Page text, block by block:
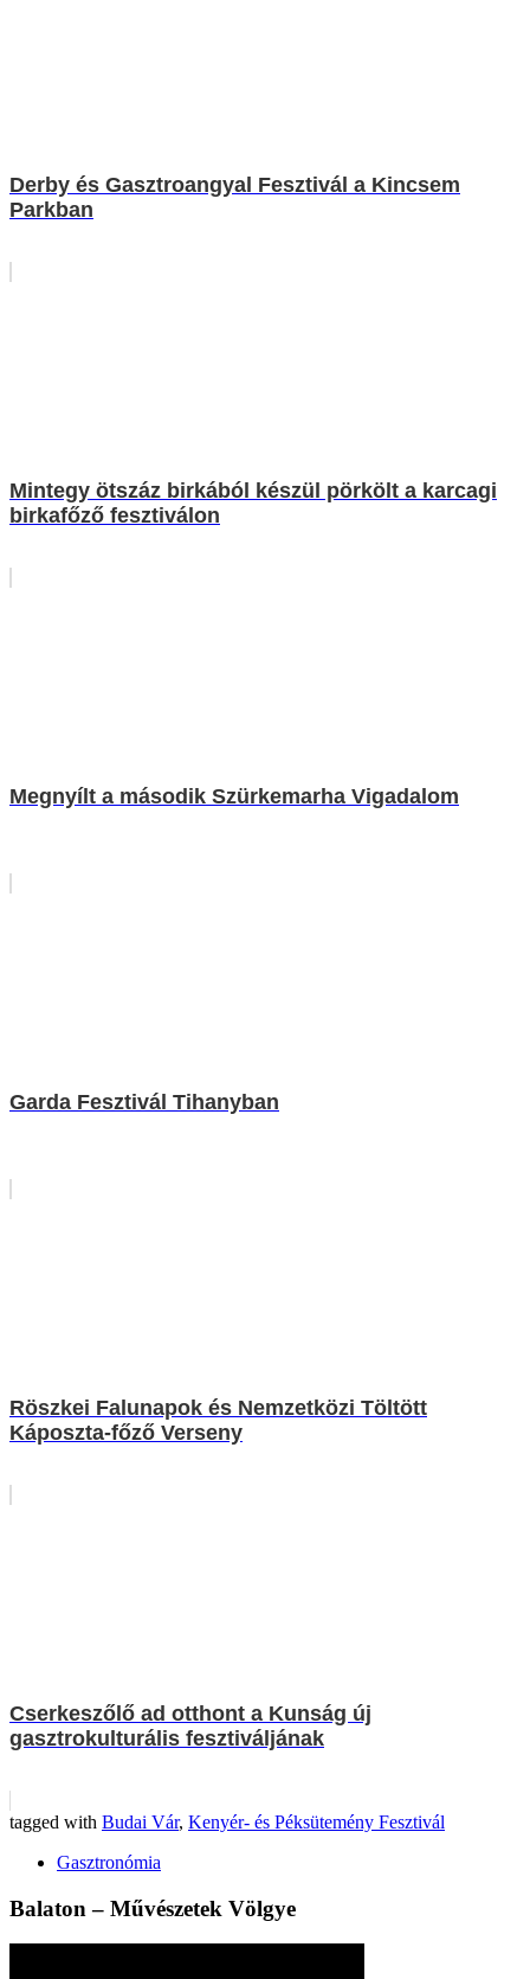
Derby és Gasztroangyal Fesztivál a Kincsem
Parkban
Mintegy ötszáz birkából készül pörkölt a karcagi
birkafőző fesztiválon
Megnyílt a második Szürkemarha Vigadalom
Garda Fesztivál Tihanyban
Röszkei Falunapok és Nemzetközi Töltött
Káposzta-főző Verseny
Cserkeszőlő ad otthont a Kunság új
gasztrokulturális fesztiváljának
tagged with Budai Vár, Kenyér- és Péksütemény Fesztivál
Gasztronómia
Balaton – Művészetek Völgye